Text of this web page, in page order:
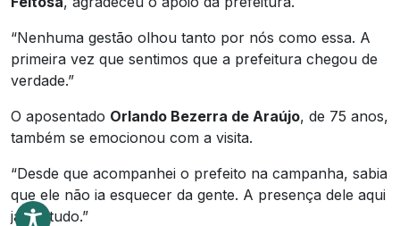
“Nenhuma gestão olhou tanto por nós como essa. A
primeira vez que sentimos que a prefeitura chegou de
verdade.”
O aposentado Orlando Bezerra de Araújo, de 75 anos,
também se emocionou com a visita.
“Desde que acompanhei o prefeito na campanha, sabia
que ele não ia esquecer da gente. A presença dele aqui
já diz tudo.”